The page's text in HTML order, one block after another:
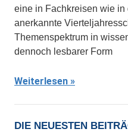
eine in Fachkreisen wie in
anerkannte
Themenspektrum in
dennoch lesbarer Form
Weiterlesen
DIE NEUESTEN